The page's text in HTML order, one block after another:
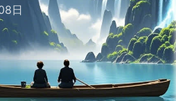
友链
关于
日